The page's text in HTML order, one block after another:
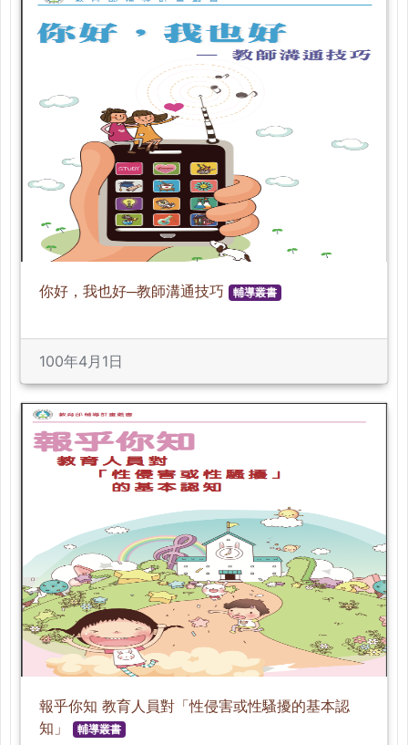
你好，我也好─教師溝通技巧 輔導叢書
100年4月1日
報乎你知 教育人員對「性侵害或性騷擾的基本認
知」
輔導叢書